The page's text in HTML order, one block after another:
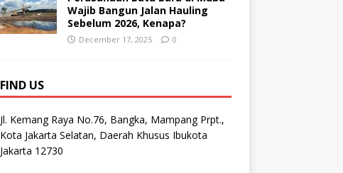
Wajib Bangun Jalan Hauling
Sebelum 2026, Kenapa?
December 17, 2025 0
FIND US
Jl. Kemang Raya No.76, Bangka, Mampang Prpt.,
Kota Jakarta Selatan, Daerah Khusus Ibukota
Jakarta 12730